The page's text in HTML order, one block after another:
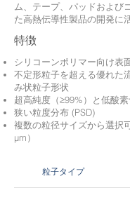
ム、テープ、パッドおよび
た高熱伝導性製品の開発に
特徴
シリコーンポリマー向け表
不定形粒子を超える優れた
み状粒子形状
超高純度（≥99%）と低酸
狭い粒度分布 (PSD)
複数の粒径サイズから選択
μm）
粒子タイプ